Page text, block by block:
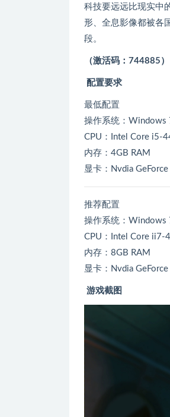
科技要远远比现实中
形、全息影像都被各
段。
（激活码：744885）
配置要求
最低配置
操作系统：Windows
CPU：Intel Core i5-
内存：4GB RAM
显卡：Nvdia
推荐配置
操作系统：Windows
CPU：Intel Core ii7-
内存：8GB RAM
显卡：Nvdia
游戏截图